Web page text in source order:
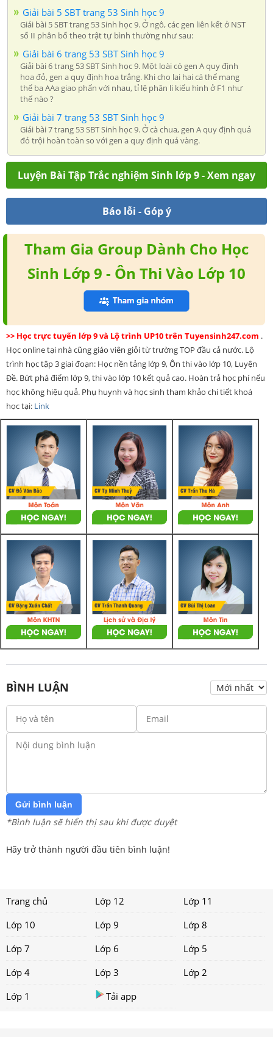
Giải bài 5 SBT trang 53 Sinh học 9
Giải bài 5 SBT trang 53 Sinh học 9. Ở ngô, các gen liên kết ở NST
số II phân bố theo trật tự bình thường như sau:
Giải bài 6 trang 53 SBT Sinh học 9
Giải bài 6 trang 53 SBT Sinh học 9. Một loài có gen A quy định
hoa đỏ, gen a quy định hoa trắng. Khi cho lai hai cá thể mang
thể ba AAa giao phấn với nhau, tỉ lệ phân li kiểu hình ở F1 như
thế nào ?
Giải bài 7 trang 53 SBT Sinh học 9
Giải bài 7 trang 53 SBT Sinh học 9. Ở cà chua, gen A quy định quả
đỏ trội hoàn toàn so với gen a quy định quả vàng.
Luyện Bài Tập Trắc nghiệm Sinh lớp 9 - Xem ngay
Báo lỗi - Góp ý
Tham Gia Group Dành Cho Học
Sinh Lớp 9 - Ôn Thi Vào Lớp 10
>> Học trực tuyến lớp 9 và Lộ trình UP10 trên Tuyensinh247.com .
Học online tại nhà cũng giáo viên giỏi từ trường TOP đầu cả nước. Lộ
trình học tập 3 giai đoạn: Học nền tảng lớp 9, Ôn thi vào lớp 10, Luyện
Đề. Bứt phá điểm lớp 9, thi vào lớp 10 kết quả cao. Hoàn trả học phí nếu
học không hiệu quả. Phụ huynh và học sinh tham khảo chi tiết khoá
học tại: Link
BÌNH LUẬN
Gửi bình luận
*Bình luận sẽ hiển thị sau khi được duyệt
Hãy trở thành người đầu tiên bình luận!
Trang chủ Lớp 12
Lớp 11
Lớp 10
Lớp 9
Lớp 8
Lớp 7
Lớp 6
Lớp 5
Lớp 4
Lớp 3
Lớp 2
Lớp 1
Tải app